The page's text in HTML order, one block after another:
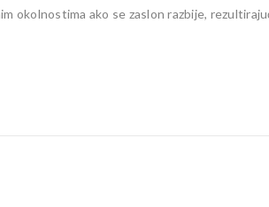
okolnostima ako se zaslon razbije,